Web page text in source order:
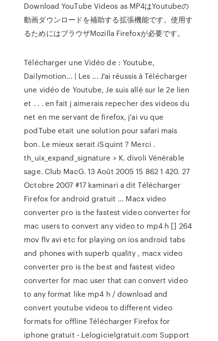
Download YouTube Videos as MP4はYoutubeの
動画ダウンロードを補助する拡張機能です。使用す
るためにはブラウザMozilla Firefoxが必要です。
Télécharger une Vidéo de : Youtube,
Dailymotion... | Les ... J'ai réussis à Télécharger
une vidéo de Youtube, Je suis allé sur le 2e lien
et . . . en fait j aimerais repecher des videos du
net en me servant de firefox, j'ai vu que
podTube etait une solution pour safari mais
bon. Le mieux serait iSquint ? Merci .
th_uix_expand_signature > K. divoli Vénérable
sage. Club MacG. 13 Août 2005 15 862 1 420. 27
Octobre 2007 #17 kaminari a dit Télécharger
Firefox for android gratuit ... Macx video
converter pro is the fastest video converter for
mac users to convert any video to mp4 h [] 264
mov flv avi etc for playing on ios android tabs
and phones with superb quality , macx video
converter pro is the best and fastest video
converter for mac user that can convert video
to any format like mp4 h / download and
convert youtube videos to different video
formats for offline Télécharger Firefox for
iphone gratuit - Lelogicielgratuit.com Support